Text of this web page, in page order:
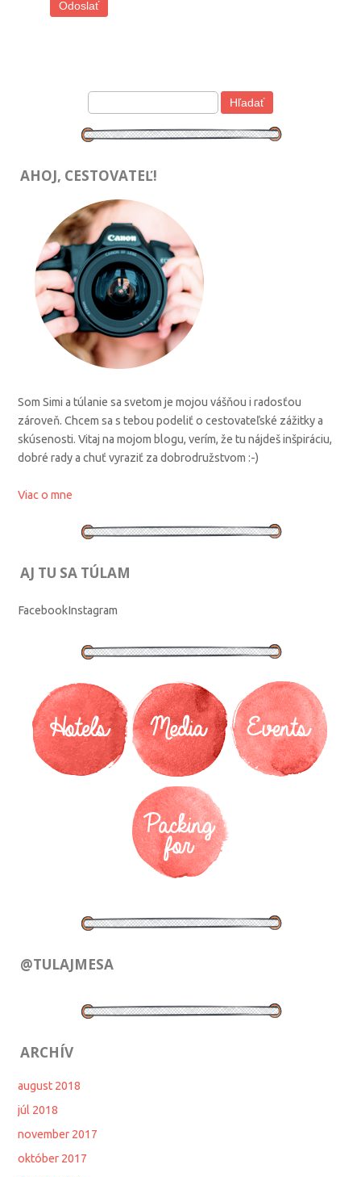
AHOJ, CESTOVATEĽ!
Som Simi a túlanie sa svetom je mojou vášňou i radosťou
zároveň. Chcem sa s tebou podeliť o cestovateľské zážitky a
skúsenosti. Vitaj na mojom blogu, verím, že tu nájdeš inšpiráciu,
dobré rady a chuť vyraziť za dobrodružstvom :-)
Viac o mne
AJ TU SA TÚLAM
FacebookInstagram
@TULAJMESA
ARCHÍV
august 2018
júl 2018
november 2017
október 2017